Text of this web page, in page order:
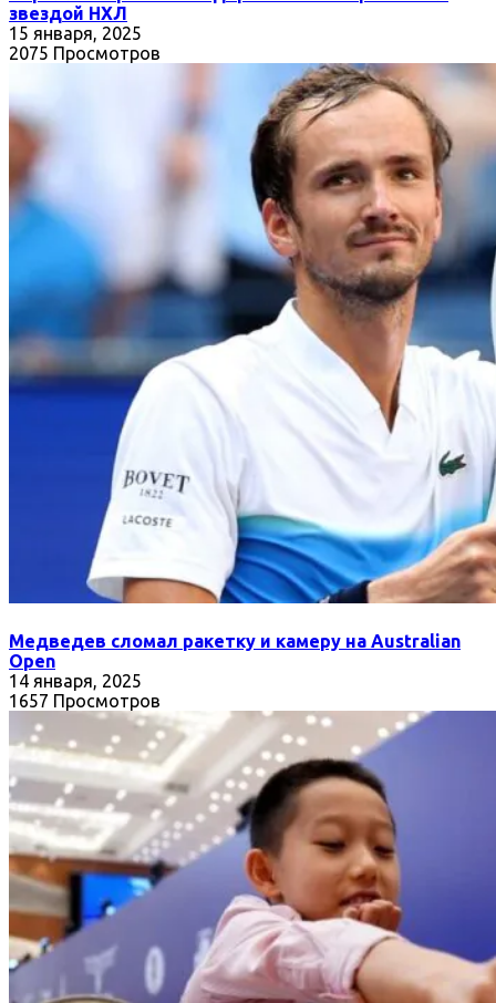
звездой НХЛ
15 января, 2025
2075 Просмотров
Медведев сломал ракетку и камеру на Australian
Open
14 января, 2025
1657 Просмотров